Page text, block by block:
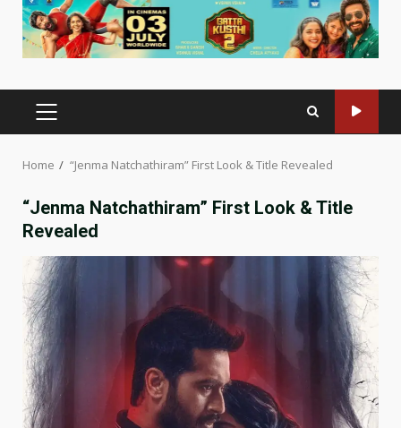
PRIMARY
MENU
Home “Jenma Natchathiram” First Look & Title Revealed
“Jenma Natchathiram” First Look & Title
Revealed